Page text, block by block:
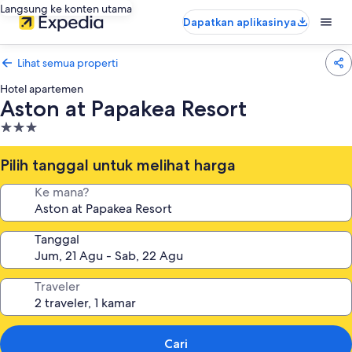
Langsung ke konten utama
Dapatkan aplikasinya
Lihat semua properti
Hotel apartemen
Aston at Papakea Resort
Properti
bintang
3.0
Pilih tanggal untuk melihat harga
Ke mana?
Tanggal
Traveler
Cari